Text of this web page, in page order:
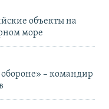
объекты на
море
– командир